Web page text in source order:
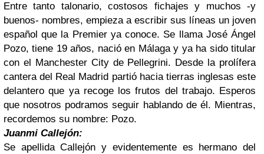
Entre tanto talonario, costosos fichajes y muchos -y
buenos- nombres, empieza a escribir sus líneas un joven
español que la Premier ya conoce. Se llama José Ángel
Pozo, tiene 19 años, nació en Málaga y ya ha sido titular
con el Manchester City de Pellegrini. Desde la prolífera
cantera del Real Madrid partió hacia tierras inglesas este
delantero que ya recoge los frutos del trabajo. Esperos
que nosotros podramos seguir hablando de él. Mientras,
recordemos su nombre: Pozo.
Juanmi Callejón:
Se apellida Callejón y evidentemente es hermano del